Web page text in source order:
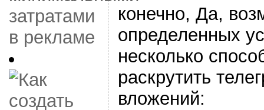
затратами
в рекламе
конечно, Да,
определенных
несколько
раскрутить
вложений: